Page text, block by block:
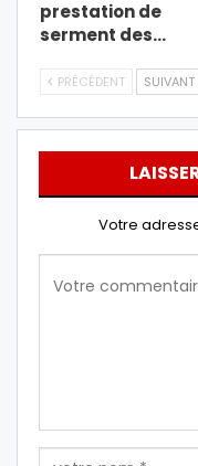
prestation de
serment des…
PRÉCÉDENT SUIVANT
Votre